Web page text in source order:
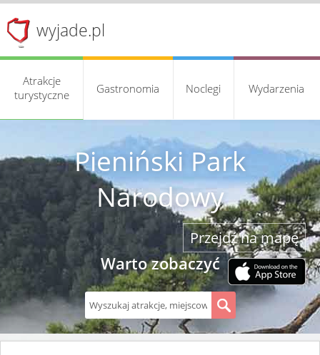
wyjade.pl
Atrakcje
turystyczne
Gastronomia Noclegi Wydarzenia
Pieniński Park
Narodowy
Warto zobaczyć
Przejdź na mapę